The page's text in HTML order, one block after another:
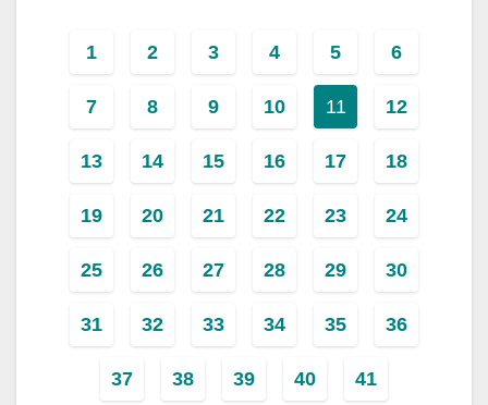
1 2 3 4 5 6
7 8 9 10 11 12
13 14 15 16 17 18
19 20 21 22 23 24
25 26 27 28 29 30
31 32 33 34 35 36
37 38 39 40 41